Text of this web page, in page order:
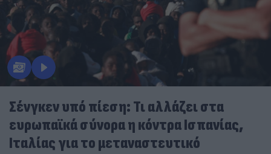
Σένγκεν υπό πίεση: Τι αλλάζει στα
ευρωπαϊκά σύνορα η κόντρα Ισπανίας,
Ιταλίας για το μεταναστευτικό